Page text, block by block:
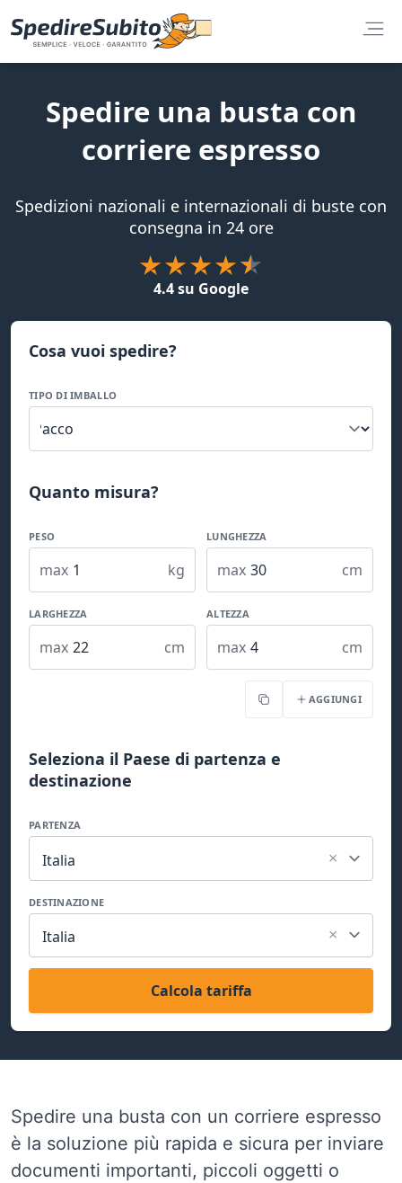
Spedire una busta con
corriere espresso
Spedizioni nazionali e internazionali di buste con
consegna in 24 ore
4.4 su Google
Cosa vuoi spedire?
TIPO DI IMBALLO
Quanto misura?
PESO
max kg
LUNGHEZZA
max cm
LARGHEZZA
max cm
ALTEZZA
max cm
Copia AGGIUNGI
Seleziona il Paese di partenza e
destinazione
PARTENZA
Italia ×
DESTINAZIONE
Italia ×
Calcola tariffa
Spedire una busta con un corriere espresso
è la soluzione più rapida e sicura per inviare
documenti importanti, piccoli oggetti o